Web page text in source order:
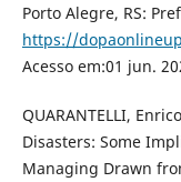
Porto Alegre, RS:
https://
Acesso em:01 jun.
QUARANTELLI,
Disasters: Some
Managing Drawn